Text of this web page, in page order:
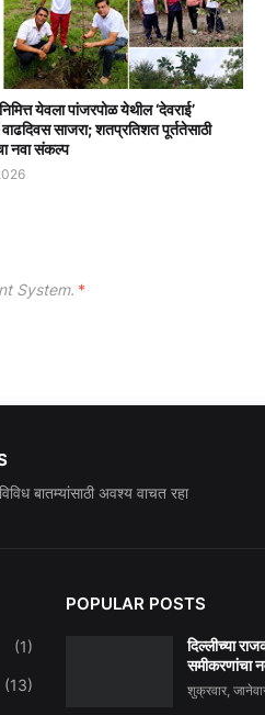
येवला पांजरपोळ येथील ‘देवराई’
साजरा; शतप्रतिशत पूर्ततेसाठी
नवा संकल्प
System. *
बातम्यांसाठी अवश्य वाचत रहा
(1)
(13)
POPULAR POSTS
दिल्लीच्या
समीकरणांचा
शुक्रवार,